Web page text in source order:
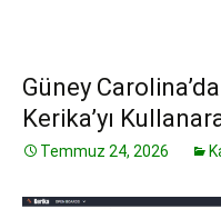
Güney
Kerika’yı
Temmuz 24, 2026